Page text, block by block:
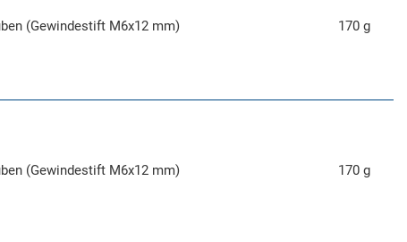
(Gewindestift M6x12 mm) 170 g
(Gewindestift M6x12 mm) 170 g